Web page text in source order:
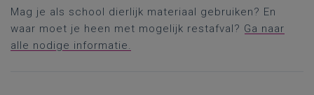
Mag je als school dierlijk materiaal gebruiken? En
waar moet je heen met mogelijk restafval? Ga naar
alle nodige informatie.